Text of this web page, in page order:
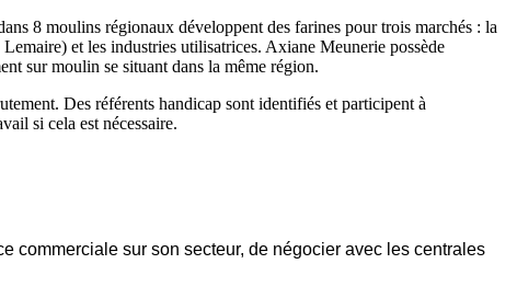
8 moulins régionaux développent des farines pour trois marchés : la
et les industries utilisatrices. Axiane Meunerie possède
sur moulin se situant dans la même région.
Des référents handicap sont identifiés et participent à
si cela est nécessaire.
commerciale sur son secteur, de négocier avec les centrales